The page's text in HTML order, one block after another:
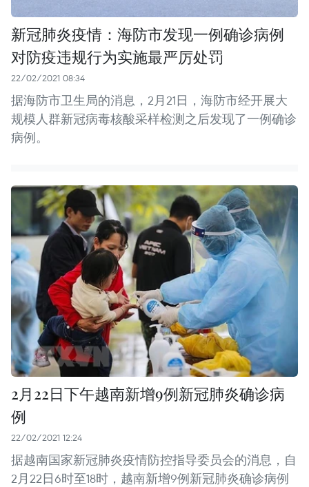
新冠肺炎疫情：海防市发现一例确诊病例
对防疫违规行为实施最严厉处罚
22/02/2021 08:34
据海防市卫生局的消息，2月21日，海防市经开展大
规模人群新冠病毒核酸采样检测之后发现了一例确诊
病例。
2月22日下午越南新增9例新冠肺炎确诊病
例
22/02/2021 12:24
据越南国家新冠肺炎疫情防控指导委员会的消息，自
2月22日6时至18时，越南新增9例新冠肺炎确诊病例